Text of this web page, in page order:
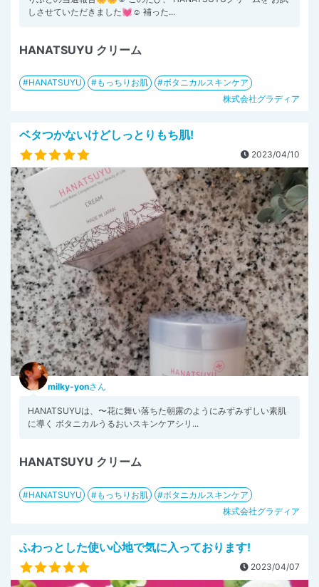
しさせていただきました💓☺️ 補った...
HANATSUYU クリーム
HANATSUYU もっちりお肌
ボタニカルスキンケア
株式会社グラディア
ベタつかないけどしっとりもち肌!
2023/04/10
milky-yonさん
HANATSUYUは、〜花に舞い落ちた朝露のようにみずみずしい素肌
に導く ボタニカルうるおいスキンケアシリ...
HANATSUYU クリーム
HANATSUYU もっちりお肌
ボタニカルスキンケア
株式会社グラディア
ふわっとした使い心地で気に入っております!
2023/04/07